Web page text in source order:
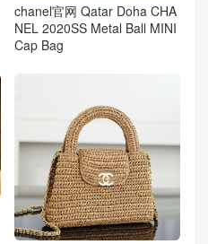
chanel官网 Qatar Doha CHA
NEL 2020SS Metal Ball MINI
Cap Bag